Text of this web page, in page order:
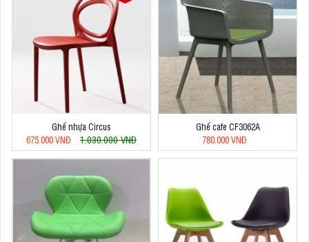
Ghế nhựa Circus
675.000 VNĐ
1.030.000 VNĐ
Ghế cafe CF3062A
780.000 VNĐ